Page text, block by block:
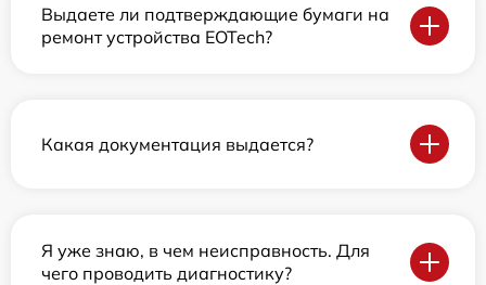
Выдаете ли подтверждающие бумаги на
ремонт устройства EOTech?
Какая документация выдается?
Я уже знаю, в чем неисправность. Для
чего проводить диагностику?